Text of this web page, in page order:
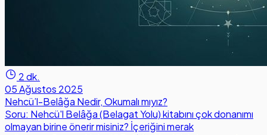
2 dk.
05 Ağustos 2025
Nehcü’l-Belâğa Nedir, Okumalı mıyız?
Soru: Nehcü'l Belâğa (Belagat Yolu) kitabını çok donanımı
olmayan birine önerir misiniz? İçeriğini merak